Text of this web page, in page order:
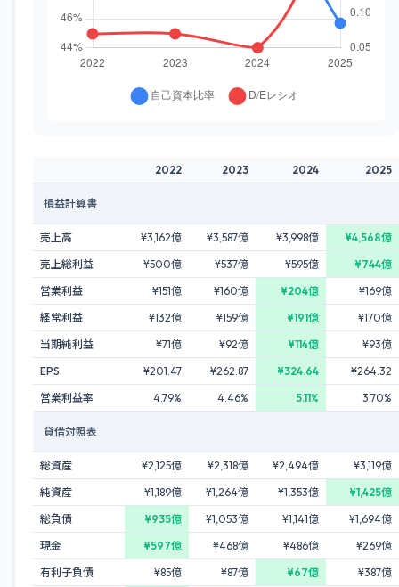
2022 2023 2024 2025
損益計算書
売上高 ¥3,162億 ¥3,587億 ¥3,998億
¥4,568億
売上総利益
¥500億 ¥537億 ¥595億
¥744億
営業利益
¥151億 ¥160億 ¥204億
¥169億
経常利益
¥132億 ¥159億 ¥191億
¥170億
当期純利益
¥71億 ¥92億 ¥114億
¥93億
EPS
¥201.47 ¥262.87 ¥324.64
¥264.32
営業利益率
4.79% 4.46% 5.11% 3.70%
貸借対照表
総資産 ¥2,125億 ¥2,318億 ¥2,494億
¥3,119億
純資産
¥1,189億 ¥1,264億 ¥1,353億
¥1,425億
総負債
¥935億 ¥1,053億 ¥1,141億
¥1,694億
現金
¥597億 ¥468億 ¥486億
¥269億
有利子負債
¥85億 ¥87億 ¥67億
¥387億